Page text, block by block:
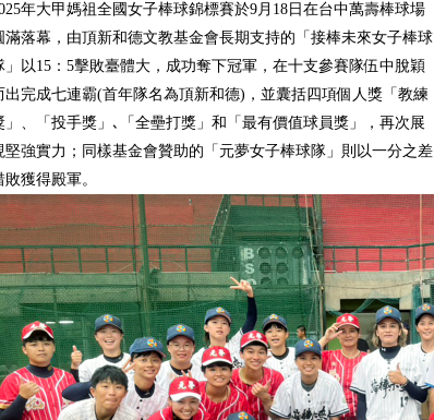
年大甲媽祖全國女子棒球錦標賽於9月18日在台中萬壽棒球場
滿落幕，由頂新和德文教基金會長期支持的「接棒未來女子棒球
」以15：5擊敗臺體大，成功奪下冠軍，在十支參賽隊伍中脫穎
出完成七連霸(首年隊名為頂新和德)，並囊括四項個人獎「教練
」、「投手獎」､「全壘打獎」和「最有價值球員獎」，再次展
堅強實力；同樣基金會贊助的「元夢女子棒球隊」則以一分之差
敗獲得殿軍。